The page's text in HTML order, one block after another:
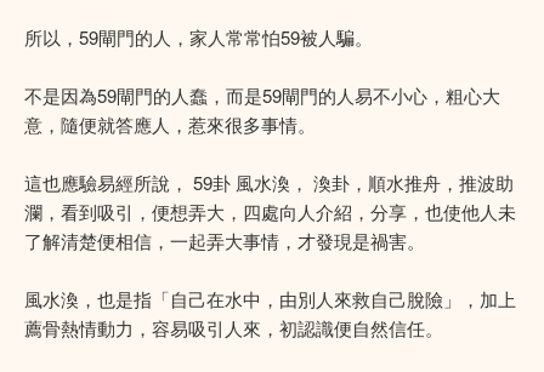
所以，59閘門的人，家人常常怕59被人騙。
不是因為59閘門的人蠢，而是59閘門的人易不小心，粗心大
意，隨便就答應人，惹來很多事情。
這也應驗易經所說， 59卦 風水渙， 渙卦，順水推舟，推波助
瀾，看到吸引，便想弄大，四處向人介紹，分享，也使他人未
了解清楚便相信，一起弄大事情，才發現是禍害。
風水渙，也是指「自己在水中，由別人來救自己脫險」，加上
薦骨熱情動力，容易吸引人來，初認識便自然信任。